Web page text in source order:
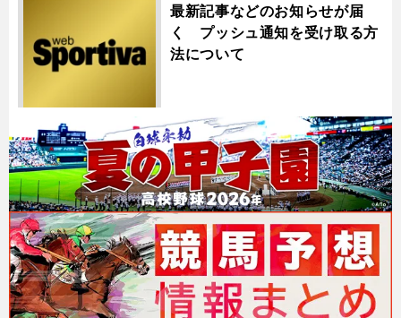
最新記事などのお知らせが届
く プッシュ通知を受け取る方
法について